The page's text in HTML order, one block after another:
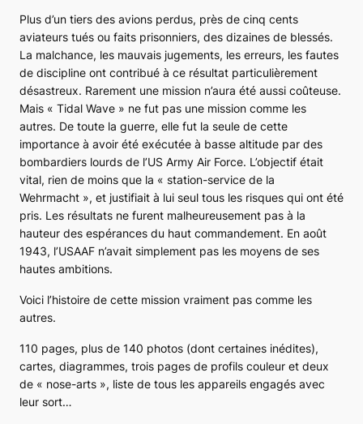
Plus d’un tiers des avions perdus, près de cinq cents
aviateurs tués ou faits prisonniers, des dizaines de blessés.
La malchance, les mauvais jugements, les erreurs, les fautes
de discipline ont contribué à ce résultat particulièrement
désastreux. Rarement une mission n’aura été aussi coûteuse.
Mais « Tidal Wave » ne fut pas une mission comme les
autres. De toute la guerre, elle fut la seule de cette
importance à avoir été exécutée à basse altitude par des
bombardiers lourds de l’US Army Air Force. L’objectif était
vital, rien de moins que la « station-service de la
Wehrmacht », et justifiait à lui seul tous les risques qui ont été
pris. Les résultats ne furent malheureusement pas à la
hauteur des espérances du haut commandement. En août
1943, l’USAAF n’avait simplement pas les moyens de ses
hautes ambitions.
Voici l’histoire de cette mission vraiment pas comme les
autres.
110 pages, plus de 140 photos (dont certaines inédites),
cartes, diagrammes, trois pages de profils couleur et deux
de « nose-arts », liste de tous les appareils engagés avec
leur sort…